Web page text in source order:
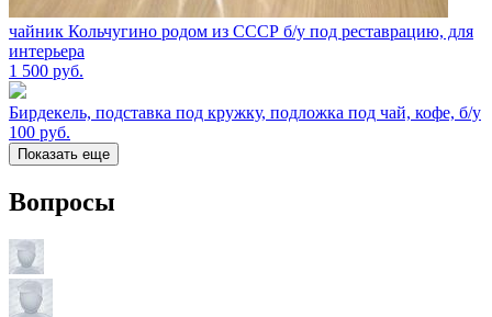
чайник Кольчугино родом из СССР б/у под реставрацию, для
интерьера
1 500 руб.
Бирдекель, подставка под кружку, подложка под чай, кофе, б/у
100 руб.
Показать еще
Вопросы